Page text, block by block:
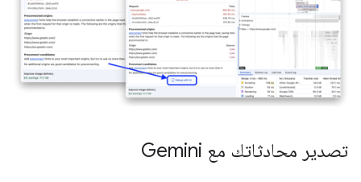
تصدير محادثاتك مع Gemini